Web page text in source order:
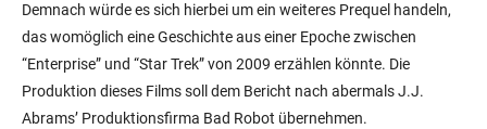
Demnach würde es sich hierbei um ein weiteres Prequel handeln,
das womöglich eine Geschichte aus einer Epoche zwischen
“Enterprise” und “Star Trek” von 2009 erzählen könnte. Die
Produktion dieses Films soll dem Bericht nach abermals J.J.
Abrams’ Produktionsfirma Bad Robot übernehmen.